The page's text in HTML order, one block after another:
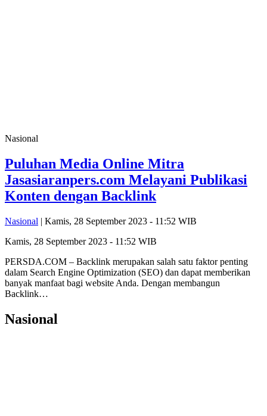
Nasional
Puluhan Media Online Mitra
Jasasiaranpers.com Melayani Publikasi
Konten dengan Backlink
Nasional | Kamis, 28 September 2023 - 11:52 WIB
Kamis, 28 September 2023 - 11:52 WIB
PERSDA.COM – Backlink merupakan salah satu faktor penting
dalam Search Engine Optimization (SEO) dan dapat memberikan
banyak manfaat bagi website Anda. Dengan membangun
Backlink…
Nasional